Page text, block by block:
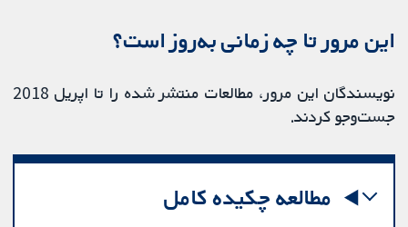
این مرور تا چه زمانی به‌روز‌‌ است؟
نویسندگان این مرور، مطالعات منتشر شده را تا اپریل 2018
جست‌وجو کرد‌ند.
مطالعه چکیده کامل